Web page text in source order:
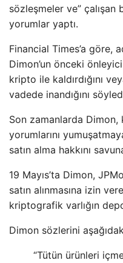
sözleşmeler ve” çalışan
yorumlar yaptı.
Financial Times’a göre,
Dimon’un önceki
kripto ile kaldırdığını
vadede inandığını
Son zamanlarda
yorumlarını
satın alma hakkını
19 Mayıs’ta Dimon,
satın alınmasına izin
kriptografik varlığın
Dimon sözlerini
“Tütün ürünleri